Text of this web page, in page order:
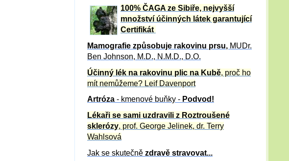
100% ČAGA ze Sibiře, nejvyšší
množství účinných látek garantující
Certifikát
Mamografie způsobuje rakovinu prsu, MUDr.
Ben Johnson, M.D., N.M.D., D.O.
Účinný lék na rakovinu plic na Kubě, proč ho
mít nemůžeme? Leif Davenport
Artróza - kmenové buňky - Podvod!
Lékaři se sami uzdravili z Roztroušené
sklerózy, prof. George Jelinek, dr. Terry
Wahlsová
Jak se skutečně zdravě stravovat...